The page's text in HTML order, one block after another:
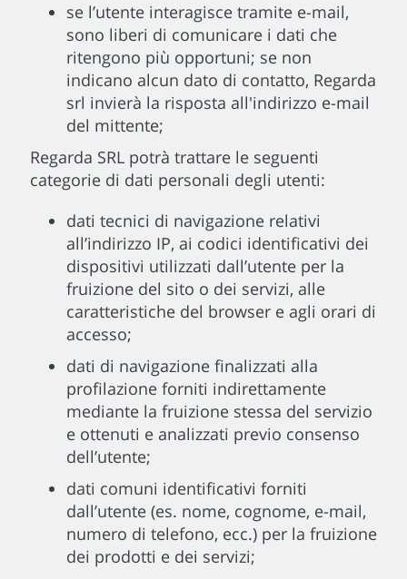
se l’utente interagisce tramite e-mail,
sono liberi di comunicare i dati che
ritengono più opportuni; se non
indicano alcun dato di contatto, Regarda
srl invierà la risposta all'indirizzo e-mail
del mittente;
Regarda SRL potrà trattare le seguenti
categorie di dati personali degli utenti:
dati tecnici di navigazione relativi
all’indirizzo IP, ai codici identificativi dei
dispositivi utilizzati dall’utente per la
fruizione del sito o dei servizi, alle
caratteristiche del browser e agli orari di
accesso;
dati di navigazione finalizzati alla
profilazione forniti indirettamente
mediante la fruizione stessa del servizio
e ottenuti e analizzati previo consenso
dell’utente;
dati comuni identificativi forniti
dall’utente (es. nome, cognome, e-mail,
numero di telefono, ecc.) per la fruizione
dei prodotti e dei servizi;